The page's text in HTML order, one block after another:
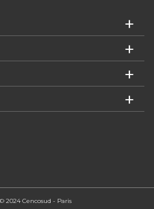
2024 Cencosud - Paris